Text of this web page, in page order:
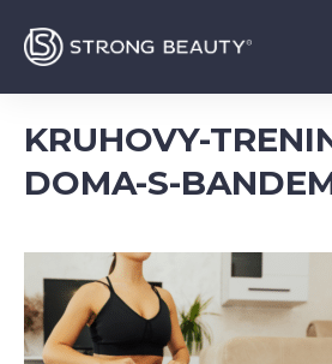
KRUHOVY-
DOMA-S-